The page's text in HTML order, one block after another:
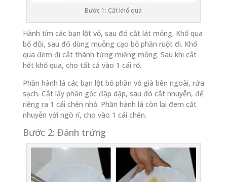
Bước 1: Cắt khổ qua
Hành tím các bạn lột vỏ, sau đó cắt lát mỏng. Khổ qua
bổ đôi, sau đó dùng muỗng cạo bỏ phần ruột đi. Khổ
qua đem đi cắt thành từng miếng mỏng. Sau khi cắt
hết khổ qua, cho tất cả vào 1 cái rổ.
Phần hành lá các bạn lột bỏ phần vỏ già bên ngoài, rửa
sạch. Cắt lấy phần gốc đập dập, sau đó cắt nhuyễn, để
riêng ra 1 cái chén nhỏ. Phần hành lá còn lại đem cắt
nhuyễn với ngò rí, cho vào 1 cái chén.
Bước 2: Đánh trứng